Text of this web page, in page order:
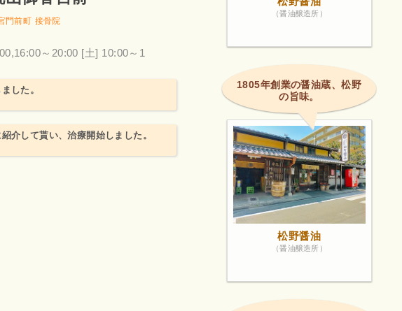
門前町 接骨院
～20:00 [土] 10:00～1
した。
介して貰い、治療開始しました。
（醤油醸造所）
1805年創業の醤油蔵、松野
の旨味。
松野醤油
（醤油醸造所）